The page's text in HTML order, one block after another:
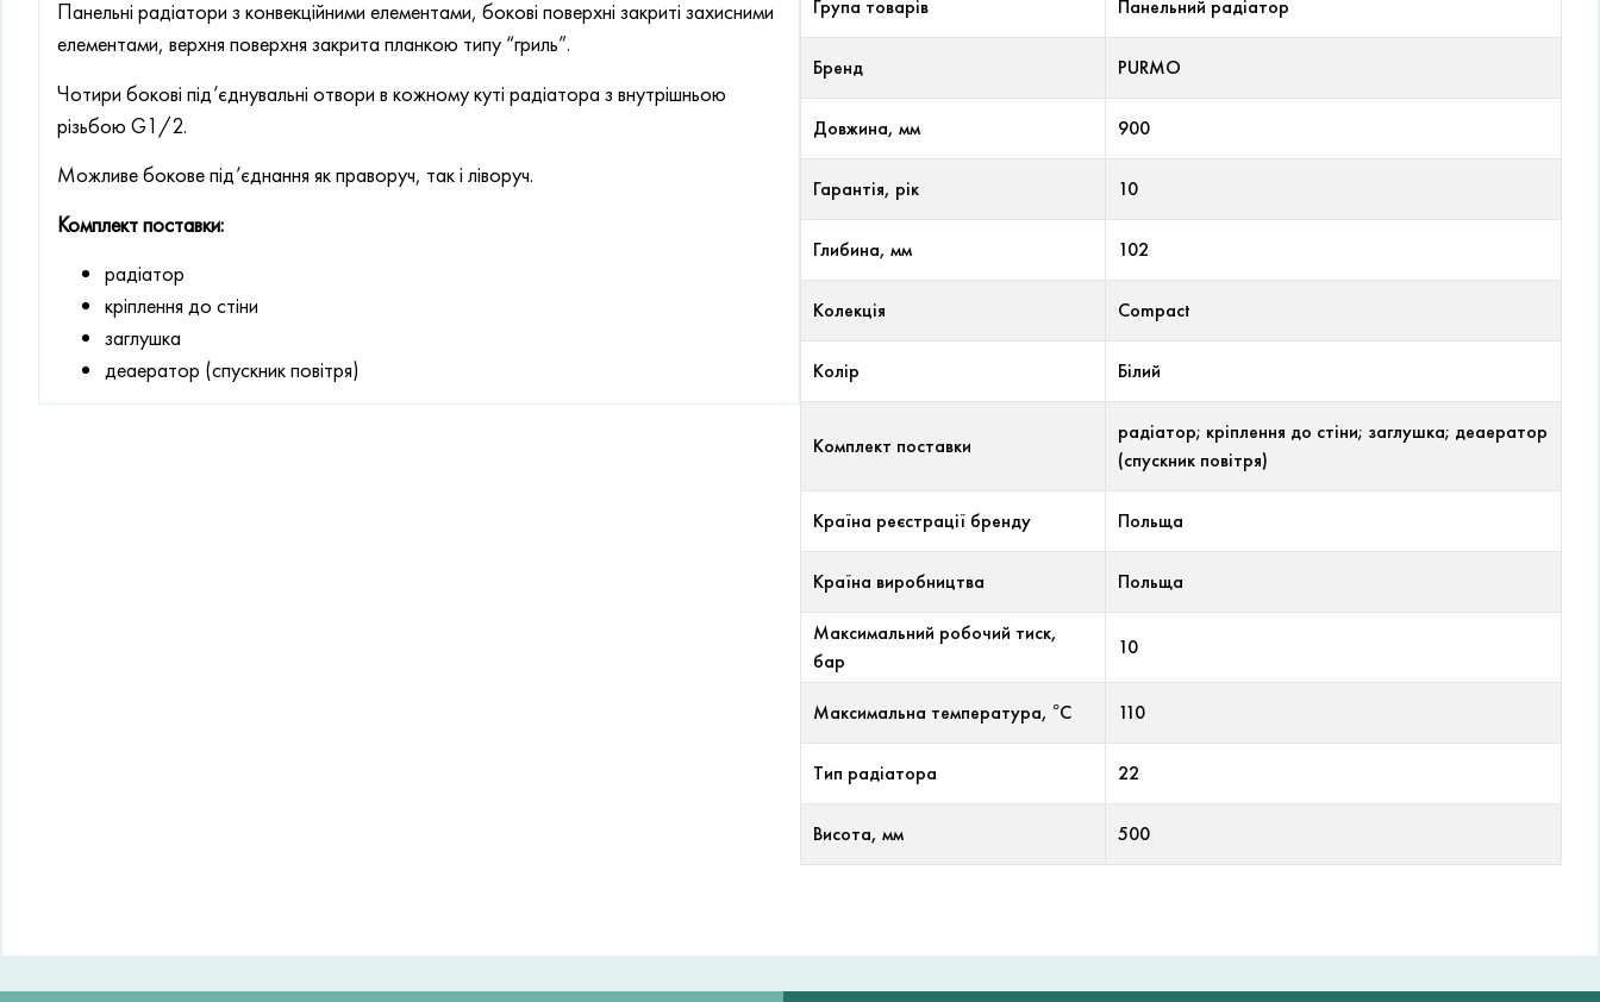
Панельні радіатори з конвекційними елементами, бокові поверхні закриті захисними
елементами, верхня поверхня закрита планкою типу “гриль”.
Чотири бокові під’єднувальні отвори в кожному куті радіатора з внутрішньою
різьбою G1/2.
Можливе бокове під’єднання як праворуч, так і ліворуч.
Комплект поставки:
радіатор
кріплення до стіни
заглушка
деаератор (спускник повітря)
Група товарів Панельний радіатор
Бренд PURMO
Довжина, мм 900
Гарантія, рік 10
Глибина, мм 102
Колекція Compact
Колір Білий
Комплект поставки
радіатор; кріплення до стіни; заглушка; деаератор
(спускник повітря)
Країна реєстрації бренду Польща
Країна виробництва Польща
Максимальний робочий тиск,
бар
10
Максимальна температура, °С 110
Тип радіатора 22
Висота, мм 500